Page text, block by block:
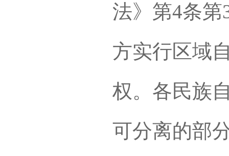
法》第4条
方实行区域
权。各民族
可分离的部